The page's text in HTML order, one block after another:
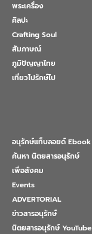
พระเครื่อง
ศิลปะ
Crafting Soul
สัมภาษณ์
ภูมิปัญญาไทย
เที่ยวไปรักษ์ไป
อนุรักษ์แท็บลอยด์ Ebook
ค้นหา นิตยสารอนุรักษ์
เพื่อสังคม
Events
ADVERTORIAL
ข่าวสารอนุรักษ์
นิตยสารอนุรักษ์ YouTube